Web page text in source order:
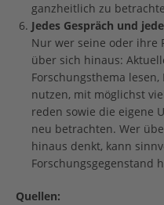
ganzheitlich zu
Jedes Gespräch und
Nur wer seine oder ihre
über sich hinaus:
Forschungsthema lesen,
nutzen, mit möglichst
reden sowie die eigene
neu betrachten. Wer
hinaus denkt, kann
Forschungsgegenstand
Quellen: